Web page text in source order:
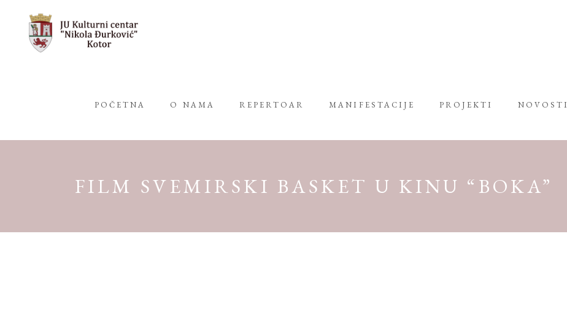
POČETNA O NAMA REPERTOAR MANIFESTACIJE PROJEKTI NOVOSTI
FILM SVEMIRSKI BASKET U KINU “BOKA”